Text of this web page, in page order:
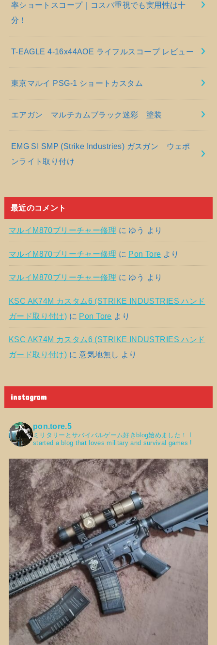
率ショートスコープ｜コスパ重視でも実用性は十
分！
T-EAGLE 4-16x44AOE ライフルスコープ レビュー
東京マルイ PSG-1 ショートカスタム
エアガン マルチカムブラック迷彩 塗装
EMG SI SMP (Strike Industries) ガスガン ウェポ
ンライト取り付け
最近のコメント
マルイM870ブリーチャー修理 に ゆう より
マルイM870ブリーチャー修理 に Pon Tore より
マルイM870ブリーチャー修理 に ゆう より
KSC AK74M カスタム6 (STRIKE INDUSTRIES ハンド
ガード取り付け) に Pon Tore より
KSC AK74M カスタム6 (STRIKE INDUSTRIES ハンド
ガード取り付け) に意気地無し より
instagram
pon.tore.5
ミリタリーとサバイバルゲーム好きblog始めました！
started a blog that loves military and survival games !